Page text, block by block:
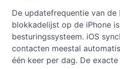
De updatefrequentie van de
blokkadelijst op de iPhone
besturingssysteem. iOS
contacten meestal
één keer per dag. De